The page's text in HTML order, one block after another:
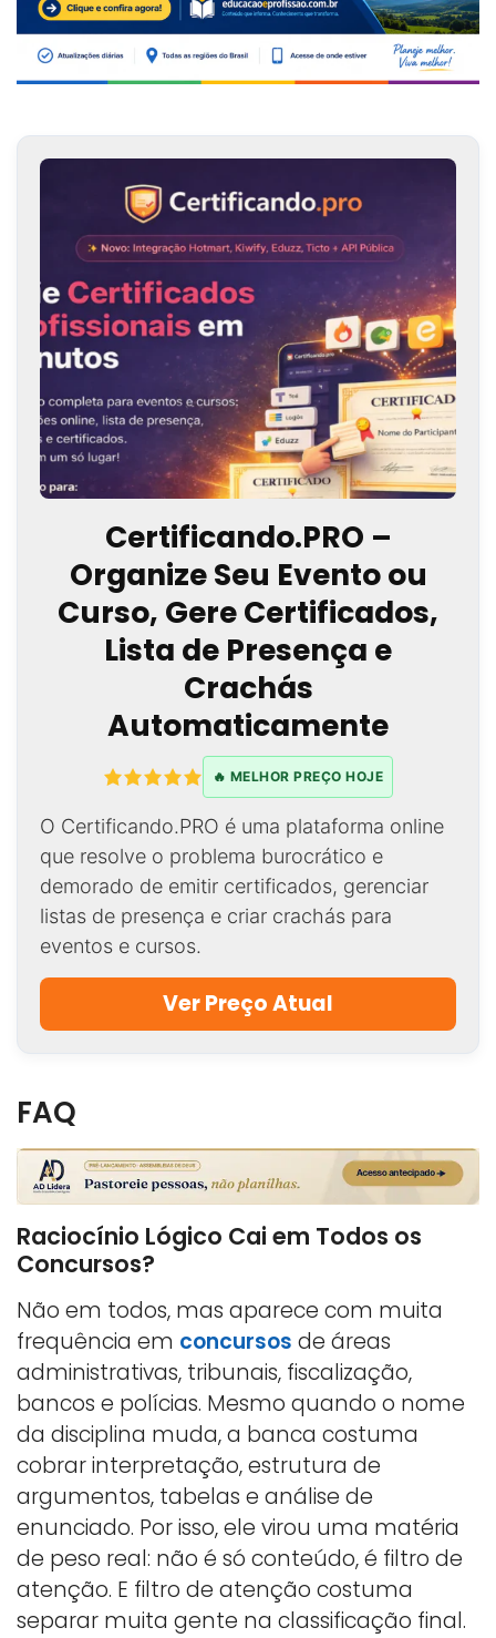
Certificando.PRO –
Organize Seu Evento ou
Curso, Gere Certificados,
Lista de Presença e
Crachás
Automaticamente
🔥 MELHOR PREÇO HOJE
O Certificando.PRO é uma plataforma online
que resolve o problema burocrático e
demorado de emitir certificados, gerenciar
listas de presença e criar crachás para
eventos e cursos.
Ver Preço Atual
FAQ
Raciocínio Lógico Cai em Todos os
Concursos?
Não em todos, mas aparece com muita
frequência em concursos de áreas
administrativas, tribunais, fiscalização,
bancos e polícias. Mesmo quando o nome
da disciplina muda, a banca costuma
cobrar interpretação, estrutura de
argumentos, tabelas e análise de
enunciado. Por isso, ele virou uma matéria
de peso real: não é só conteúdo, é filtro de
atenção. E filtro de atenção costuma
separar muita gente na classificação final.